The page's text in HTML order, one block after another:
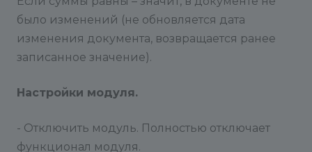
было изменений (не обновляется дата
изменения документа, возвращается ранее
записанное значение).
Настройки модуля.
- Отключить модуль. Полностью отключает
функционал модуля.